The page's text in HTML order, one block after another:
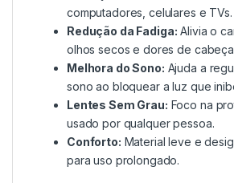
computadores, celulares e TVs.
Redução da Fadiga: Alivia o
olhos secos e dores de
Melhora do Sono: Ajuda a
sono ao bloquear a luz que
Lentes Sem Grau: Foco na
usado por qualquer pessoa.
Conforto: Material leve e
para uso prolongado.